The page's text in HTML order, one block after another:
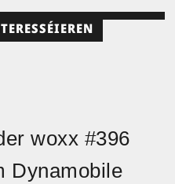
woxx #396
Dynamobile